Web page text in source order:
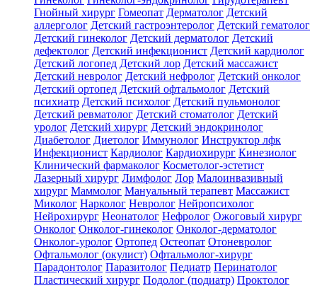
Гнойный хирург Гомеопат Дерматолог Детский
аллерголог Детский гастроэнтеролог Детский гематолог
Детский гинеколог Детский дерматолог Детский
дефектолог Детский инфекционист Детский кардиолог
Детский логопед Детский лор Детский массажист
Детский невролог Детский нефролог Детский онколог
Детский ортопед Детский офтальмолог Детский
психиатр Детский психолог Детский пульмонолог
Детский ревматолог Детский стоматолог Детский
уролог Детский хирург Детский эндокринолог
Диабетолог Диетолог Иммунолог Инструктор лфк
Инфекционист Кардиолог Кардиохирург Кинезиолог
Клинический фармаколог Косметолог-эстетист
Лазерный хирург Лимфолог Лор Малоинвазивный
хирург Маммолог Мануальный терапевт Массажист
Миколог Нарколог Невролог Нейропсихолог
Нейрохирург Неонатолог Нефролог Ожоговый хирург
Онколог Онколог-гинеколог Онколог-дерматолог
Онколог-уролог Ортопед Остеопат Отоневролог
Офтальмолог (окулист) Офтальмолог-хирург
Парадонтолог Паразитолог Педиатр Перинатолог
Пластический хирург Подолог (подиатр) Проктолог